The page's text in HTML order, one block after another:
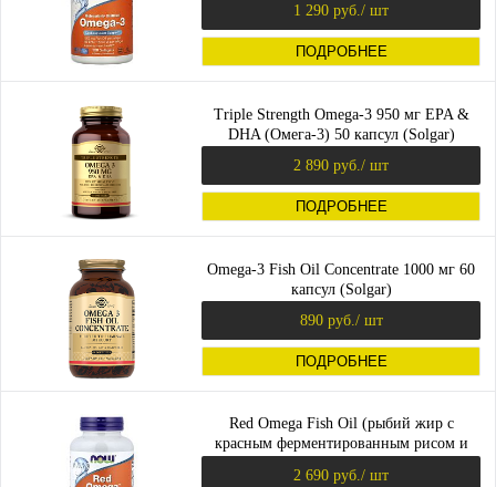
1 290 руб. / шт
ПОДРОБНЕЕ
Triple Strength Omega-3 950 мг EPA &
DHA (Омега-3) 50 капсул (Solgar)
2 890 руб. / шт
ПОДРОБНЕЕ
Omega-3 Fish Oil Concentrate 1000 мг 60
капсул (Solgar)
890 руб. / шт
ПОДРОБНЕЕ
Red Omega Fish Oil (рыбий жир с
красным ферментированным рисом и
2 690 руб. / шт